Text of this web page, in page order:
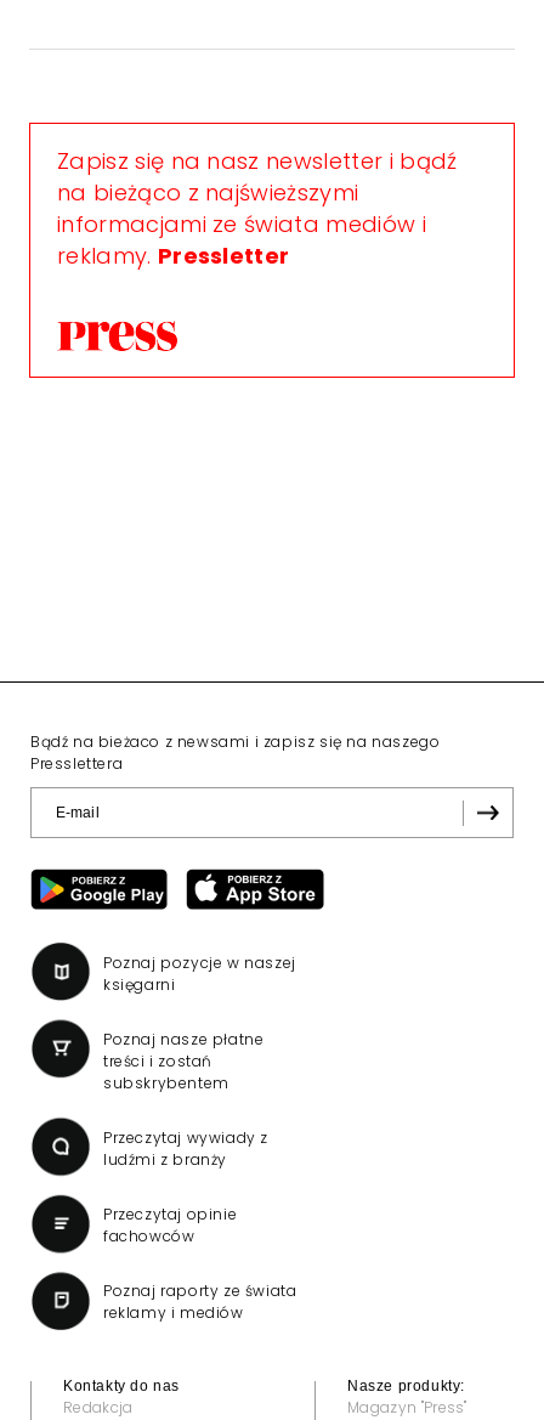
Zapisz się na nasz newsletter i bądź
na bieżąco z najświeższymi
informacjami ze świata mediów i
reklamy. Pressletter
Bądź na bieżaco z newsami i zapisz się na naszego
Presslettera
Poznaj pozycje w naszej
księgarni
Poznaj nasze płatne
treści i zostań
subskrybentem
Przeczytaj wywiady z
ludźmi z branży
Przeczytaj opinie
fachowców
Poznaj raporty ze świata
reklamy i mediów
Kontakty do nas
Redakcja
Nasze produkty:
Magazyn "Press"